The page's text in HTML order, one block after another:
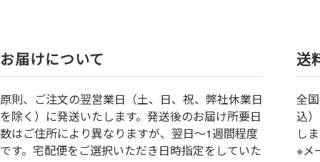
お届けについて
原則、ご注文の翌営業日（土、日、祝、弊社休業日
を除く）に発送いたします。発送後のお届け所要日
数はご住所により異なりますが、翌日～1週間程度
です。宅配便をご選択いただき日時指定をしていた
送
全
込
し
※メ